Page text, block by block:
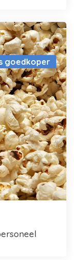
goedkoper